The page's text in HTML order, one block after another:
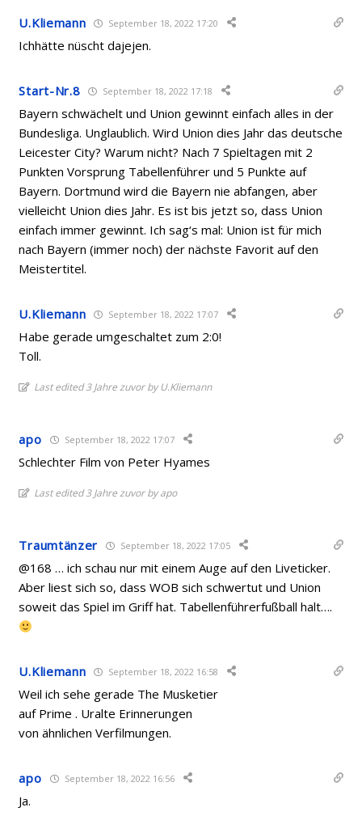
U.Kliemann September 18, 2022 17:20
Ichhätte nüscht dajejen.
Start-Nr.8 September 18, 2022 17:18
Bayern schwächelt und Union gewinnt einfach alles in der
Bundesliga. Unglaublich. Wird Union dies Jahr das deutsche
Leicester City? Warum nicht? Nach 7 Spieltagen mit 2
Punkten Vorsprung Tabellenführer und 5 Punkte auf
Bayern. Dortmund wird die Bayern nie abfangen, aber
vielleicht Union dies Jahr. Es ist bis jetzt so, dass Union
einfach immer gewinnt. Ich sag‘s mal: Union ist für mich
nach Bayern (immer noch) der nächste Favorit auf den
Meistertitel.
U.Kliemann September 18, 2022 17:07
Habe gerade umgeschaltet zum 2:0!
Toll.
Last edited 3 Jahre zuvor by U.Kliemann
apo September 18, 2022 17:07
Schlechter Film von Peter Hyames
Last edited 3 Jahre zuvor by apo
Traumtänzer September 18, 2022 17:05
@168 … ich schau nur mit einem Auge auf den Liveticker.
Aber liest sich so, dass WOB sich schwertut und Union
soweit das Spiel im Griff hat. Tabellenführerfußball halt….
U.Kliemann September 18, 2022 16:58
Weil ich sehe gerade The Musketier
auf Prime . Uralte Erinnerungen
von ähnlichen Verfilmungen.
apo September 18, 2022 16:56
Ja.